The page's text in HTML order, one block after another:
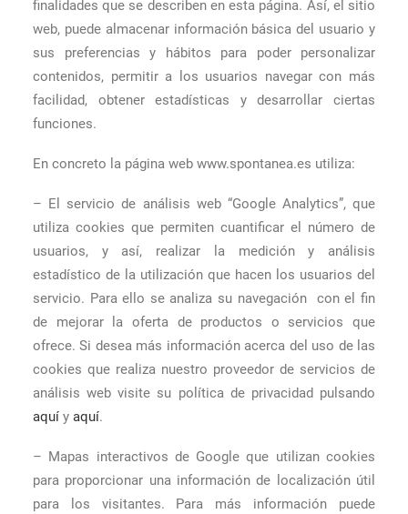
finalidades que se describen en esta página. Así, el sitio
web, puede almacenar información básica del usuario y
sus preferencias y hábitos para poder personalizar
contenidos, permitir a los usuarios navegar con más
facilidad, obtener estadísticas y desarrollar ciertas
funciones.
En concreto la página web www.spontanea.es utiliza:
– El servicio de análisis web “Google Analytics”, que
utiliza cookies que permiten cuantificar el número de
usuarios, y así, realizar la medición y análisis
estadístico de la utilización que hacen los usuarios del
servicio. Para ello se analiza su navegación con el fin
de mejorar la oferta de productos o servicios que
ofrece. Si desea más información acerca del uso de las
cookies que realiza nuestro proveedor de servicios de
análisis web visite su política de privacidad pulsando
aquí y aquí.
– Mapas interactivos de Google que utilizan cookies
para proporcionar una información de localización útil
para los visitantes. Para más información puede